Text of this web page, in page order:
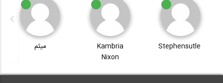
Stephensutle
Kambria
Nixon
میثم